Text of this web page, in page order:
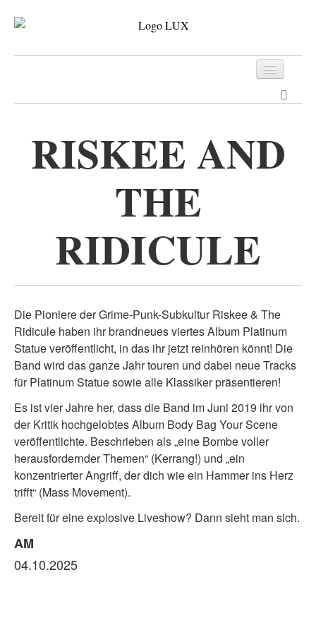
Archiv
RISKEE AND
THE
RIDICULE
Die Pioniere der Grime-Punk-Subkultur Riskee & The
Ridicule haben ihr brandneues viertes Album Platinum
Statue veröffentlicht, in das ihr jetzt reinhören könnt! Die
Band wird das ganze Jahr touren und dabei neue Tracks
für Platinum Statue sowie alle Klassiker präsentieren!
Es ist vier Jahre her, dass die Band im Juni 2019 ihr von
der Kritik hochgelobtes Album Body Bag Your Scene
veröffentlichte. Beschrieben als „eine Bombe voller
herausfordernder Themen“ (Kerrang!) und „ein
konzentrierter Angriff, der dich wie ein Hammer ins Herz
trifft“ (Mass Movement).
Bereit für eine explosive Liveshow? Dann sieht man sich.
AM
04.10.2025